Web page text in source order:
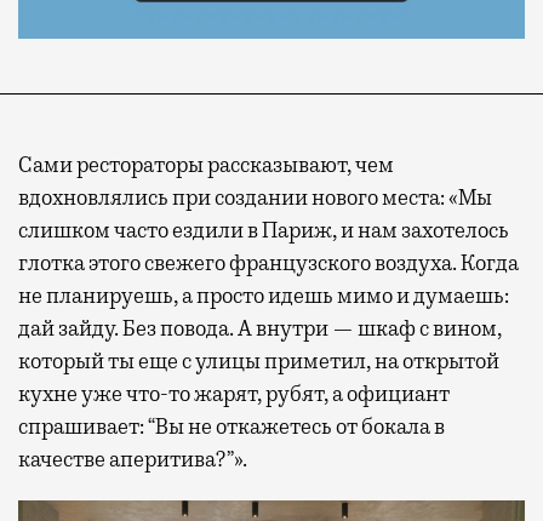
Сами рестораторы рассказывают, чем
вдохновлялись при создании нового места: «Мы
слишком часто ездили в Париж, и нам захотелось
глотка этого свежего французского воздуха. Когда
не планируешь, а просто идешь мимо и думаешь:
дай зайду. Без повода. А внутри — шкаф с вином,
который ты еще с улицы приметил, на открытой
кухне уже что-то жарят, рубят, а официант
спрашивает: “Вы не откажетесь от бокала в
качестве аперитива?”».